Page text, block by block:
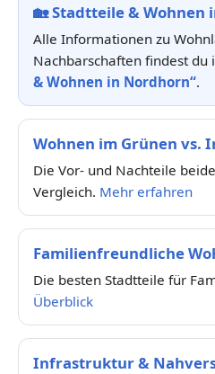
🏡Stadtteile & Wohnen
Alle Informationen zu
Nachbarschaften findest du
& Wohnen in Nordhorn“.
Wohnen im Grünen vs.
Die Vor- und Nachteile
Vergleich. Mehr erfahren
Familienfreundliche
Die besten Stadtteile für
Überblick
Infrastruktur &